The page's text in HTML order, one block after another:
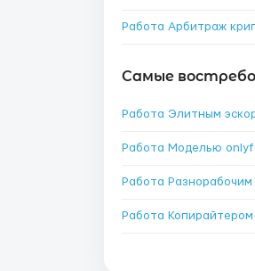
Работа Арбитраж
Самые
Работа Элитным
Работа Моделью
Работа
Работа